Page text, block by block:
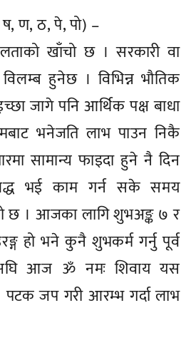
ष, ण, ठ, पे, पो) –
खाँचो छ । सरकारी वा
हुनेछ । विभिन्न भौतिक
जागे पनि आर्थिक पक्ष बाधा
भनेजति लाभ पाउन निकै
सामान्य फाइदा हुने नै दिन
भई काम गर्न सके समय
छ । आजका लागि शुभअङ्क ७ र
हो भने कुनै शुभकर्म गर्नु पूर्व
अघि आज ॐ नमः शिवाय यस
पटक जप गरी आरम्भ गर्दा लाभ